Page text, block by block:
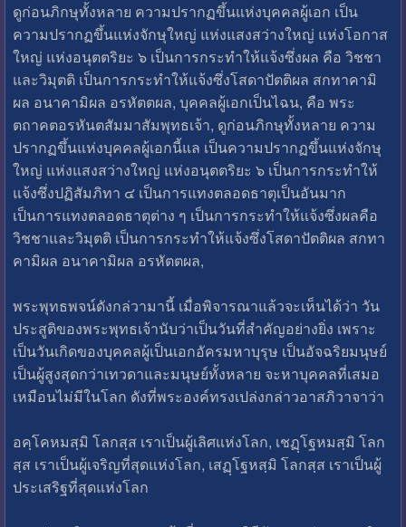
ดูก่อนภิกษุทั้งหลาย ความปรากฏขึ้นแห่งบุคคลผู้เอก เป็น
ความปรากฏขึ้นแห่งจักษุใหญ่ แห่งแสงสว่างใหญ่ แห่งโอกาส
ใหญ่ แห่งอนุตตริยะ ๖ เป็นการกระทำให้แจ้งซึ่งผล คือ วิชชา
และวิมุตติ เป็นการกระทำให้แจ้งซึ่งโสดาปัตติผล สกทาคามิ
ผล อนาคามิผล อรหัตตผล, บุคคลผู้เอกเป็นไฉน, คือ พระ
ตถาคตอรหันตสัมมาสัมพุทธเจ้า, ดูก่อนภิกษุทั้งหลาย ความ
ปรากฏขึ้นแห่งบุคคลผู้เอกนี้แล เป็นความปรากฏขึ้นแห่งจักษุ
ใหญ่ แห่งแสงสว่างใหญ่ แห่งอนุตตริยะ ๖ เป็นการกระทำให้
แจ้งซึ่งปฏิสัมภิทา ๔ เป็นการแทงตลอดธาตุเป็นอันมาก
เป็นการแทงตลอดธาตุต่าง ๆ เป็นการกระทำให้แจ้งซึ่งผลคือ
วิชชาและวิมุตติ เป็นการกระทำให้แจ้งซึ่งโสดาปัตติผล สกทา
คามิผล อนาคามิผล อรหัตตผล,
พระพุทธพจน์ดังกล่วามานี้ เมื่อพิจารณาแล้วจะเห็นได้ว่า วัน
ประสูติของพระพุทธเจ้านับว่าเป็นวันที่สำคัญอย่างยิ่ง เพราะ
เป็นวันเกิดของบุคคลผู้เป็นเอกอัครมหาบุรุษ เป็นอัจฉริยมนุษย์
เป็นผู้สูงสุดกว่าเทวดาและมนุษย์ทั้งหลาย จะหาบุคคลที่เสมอ
เหมือนไม่มีในโลก ดังที่พระองค์ทรงเปล่งกล่าวอาสภิวาจาว่า
อคฺโคหมสฺมิ โลกสฺส เราเป็นผู้เลิศแห่งโลก, เชฏฺโฐหมสฺมิ โลก
สฺส เราเป็นผู้เจริญที่สุดแห่งโลก, เสฏฺโฐหสฺมิ โลกสฺส เราเป็นผู้
ประเสริฐที่สุดแห่งโลก